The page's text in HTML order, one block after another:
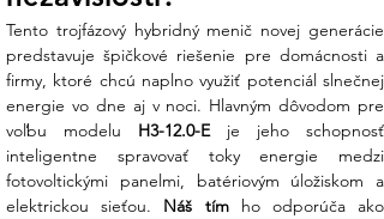
Vysoký výkon 12 kW:Tento trojfázový
hybrid bez problémov zvládne napájať
energeticky náročné spotrebiče a
zároveň efektívne nabíjať batérie. Je to
ideálne riešenie pre moderné rodinné
domy s klimatizáciou či bazénom a pre
menšie komerčné prevádzky.
Tento trojfázový hybridný menič novej generácie
predstavuje špičkové riešenie pre domácnosti a
firmy, ktoré chcú naplno využiť potenciál slnečnej
energie vo dne aj v noci. Hlavným dôvodom pre
voľbu modelu H3-12.0-E je jeho schopnosť
inteligentne spravovať toky energie medzi
fotovoltickými panelmi, batériovým úložiskom a
elektrickou sieťou. Náš tím ho odporúča ako